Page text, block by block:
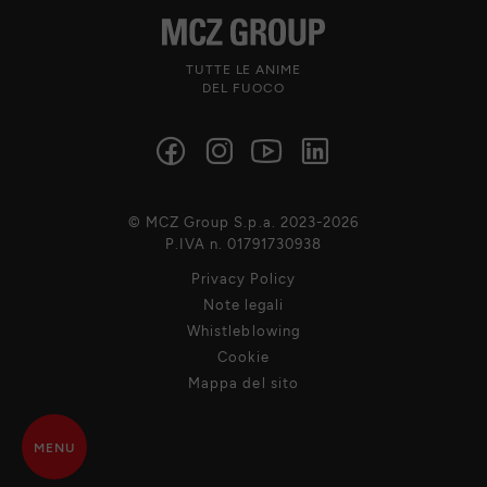
TUTTE LE ANIME
DEL FUOCO
Privacy Policy
Note legali
Whistleblowing
Cookie
Mappa del sito
© MCZ Group S.p.a. 2023-2026
P.IVA n. 01791730938
MENU